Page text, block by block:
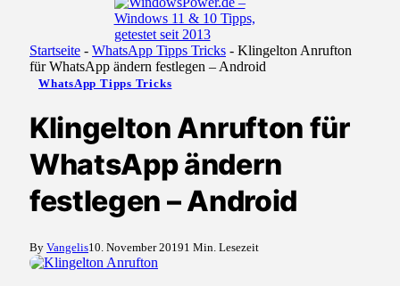
Startseite - WhatsApp Tipps Tricks - Klingelton Anrufton
für WhatsApp ändern festlegen – Android
WhatsApp Tipps Tricks
Klingelton Anrufton für
WhatsApp ändern
festlegen – Android
By Vangelis10. November 20191 Min. Lesezeit